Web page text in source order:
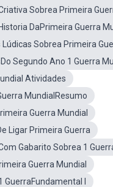
Sobrea Primeira
DaPrimeira Guerra
Sobrea Primeira
Segundo Ano 1 Guerra
Atividades
MundialResumo
Guerra Mundial
Ligar Primeira Guerra
Gabarito Sobrea 1
Guerra Mundial
GuerraFundamental I